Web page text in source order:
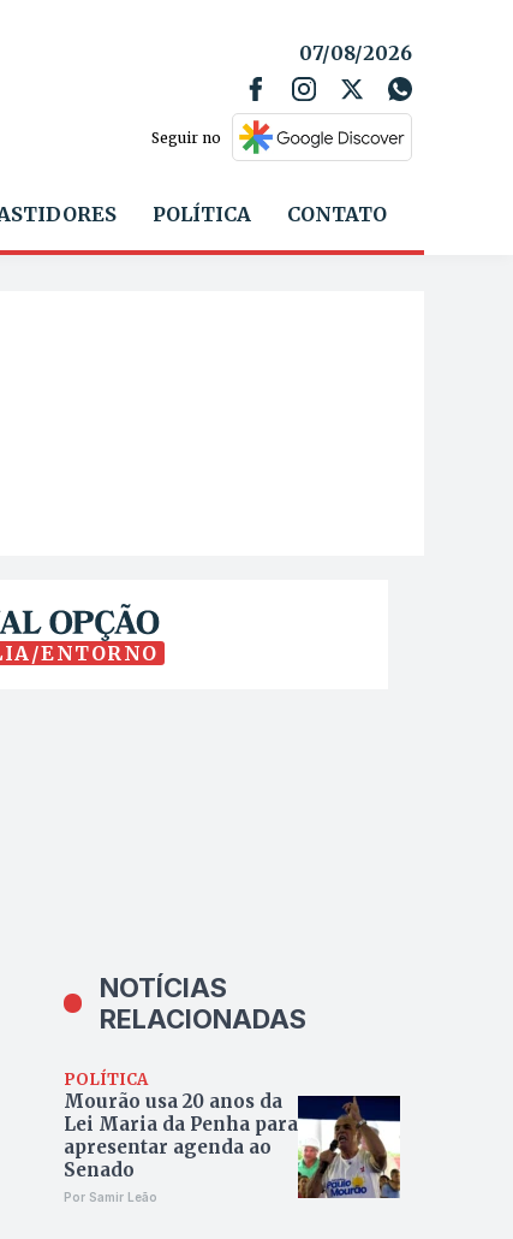
07/08/2026
Seguir no
POLÍTICA CONTATO
ENTORNO
NOTÍCIAS
RELACIONADAS
POLÍTICA
Mourão usa 20 anos da
Lei Maria da Penha para
apresentar agenda ao
Senado
Por Samir Leão